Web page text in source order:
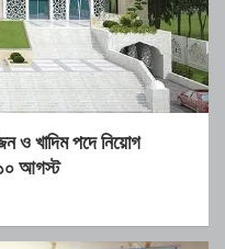
ও খাদিম পদে নিয়োগ
১০ আগস্ট